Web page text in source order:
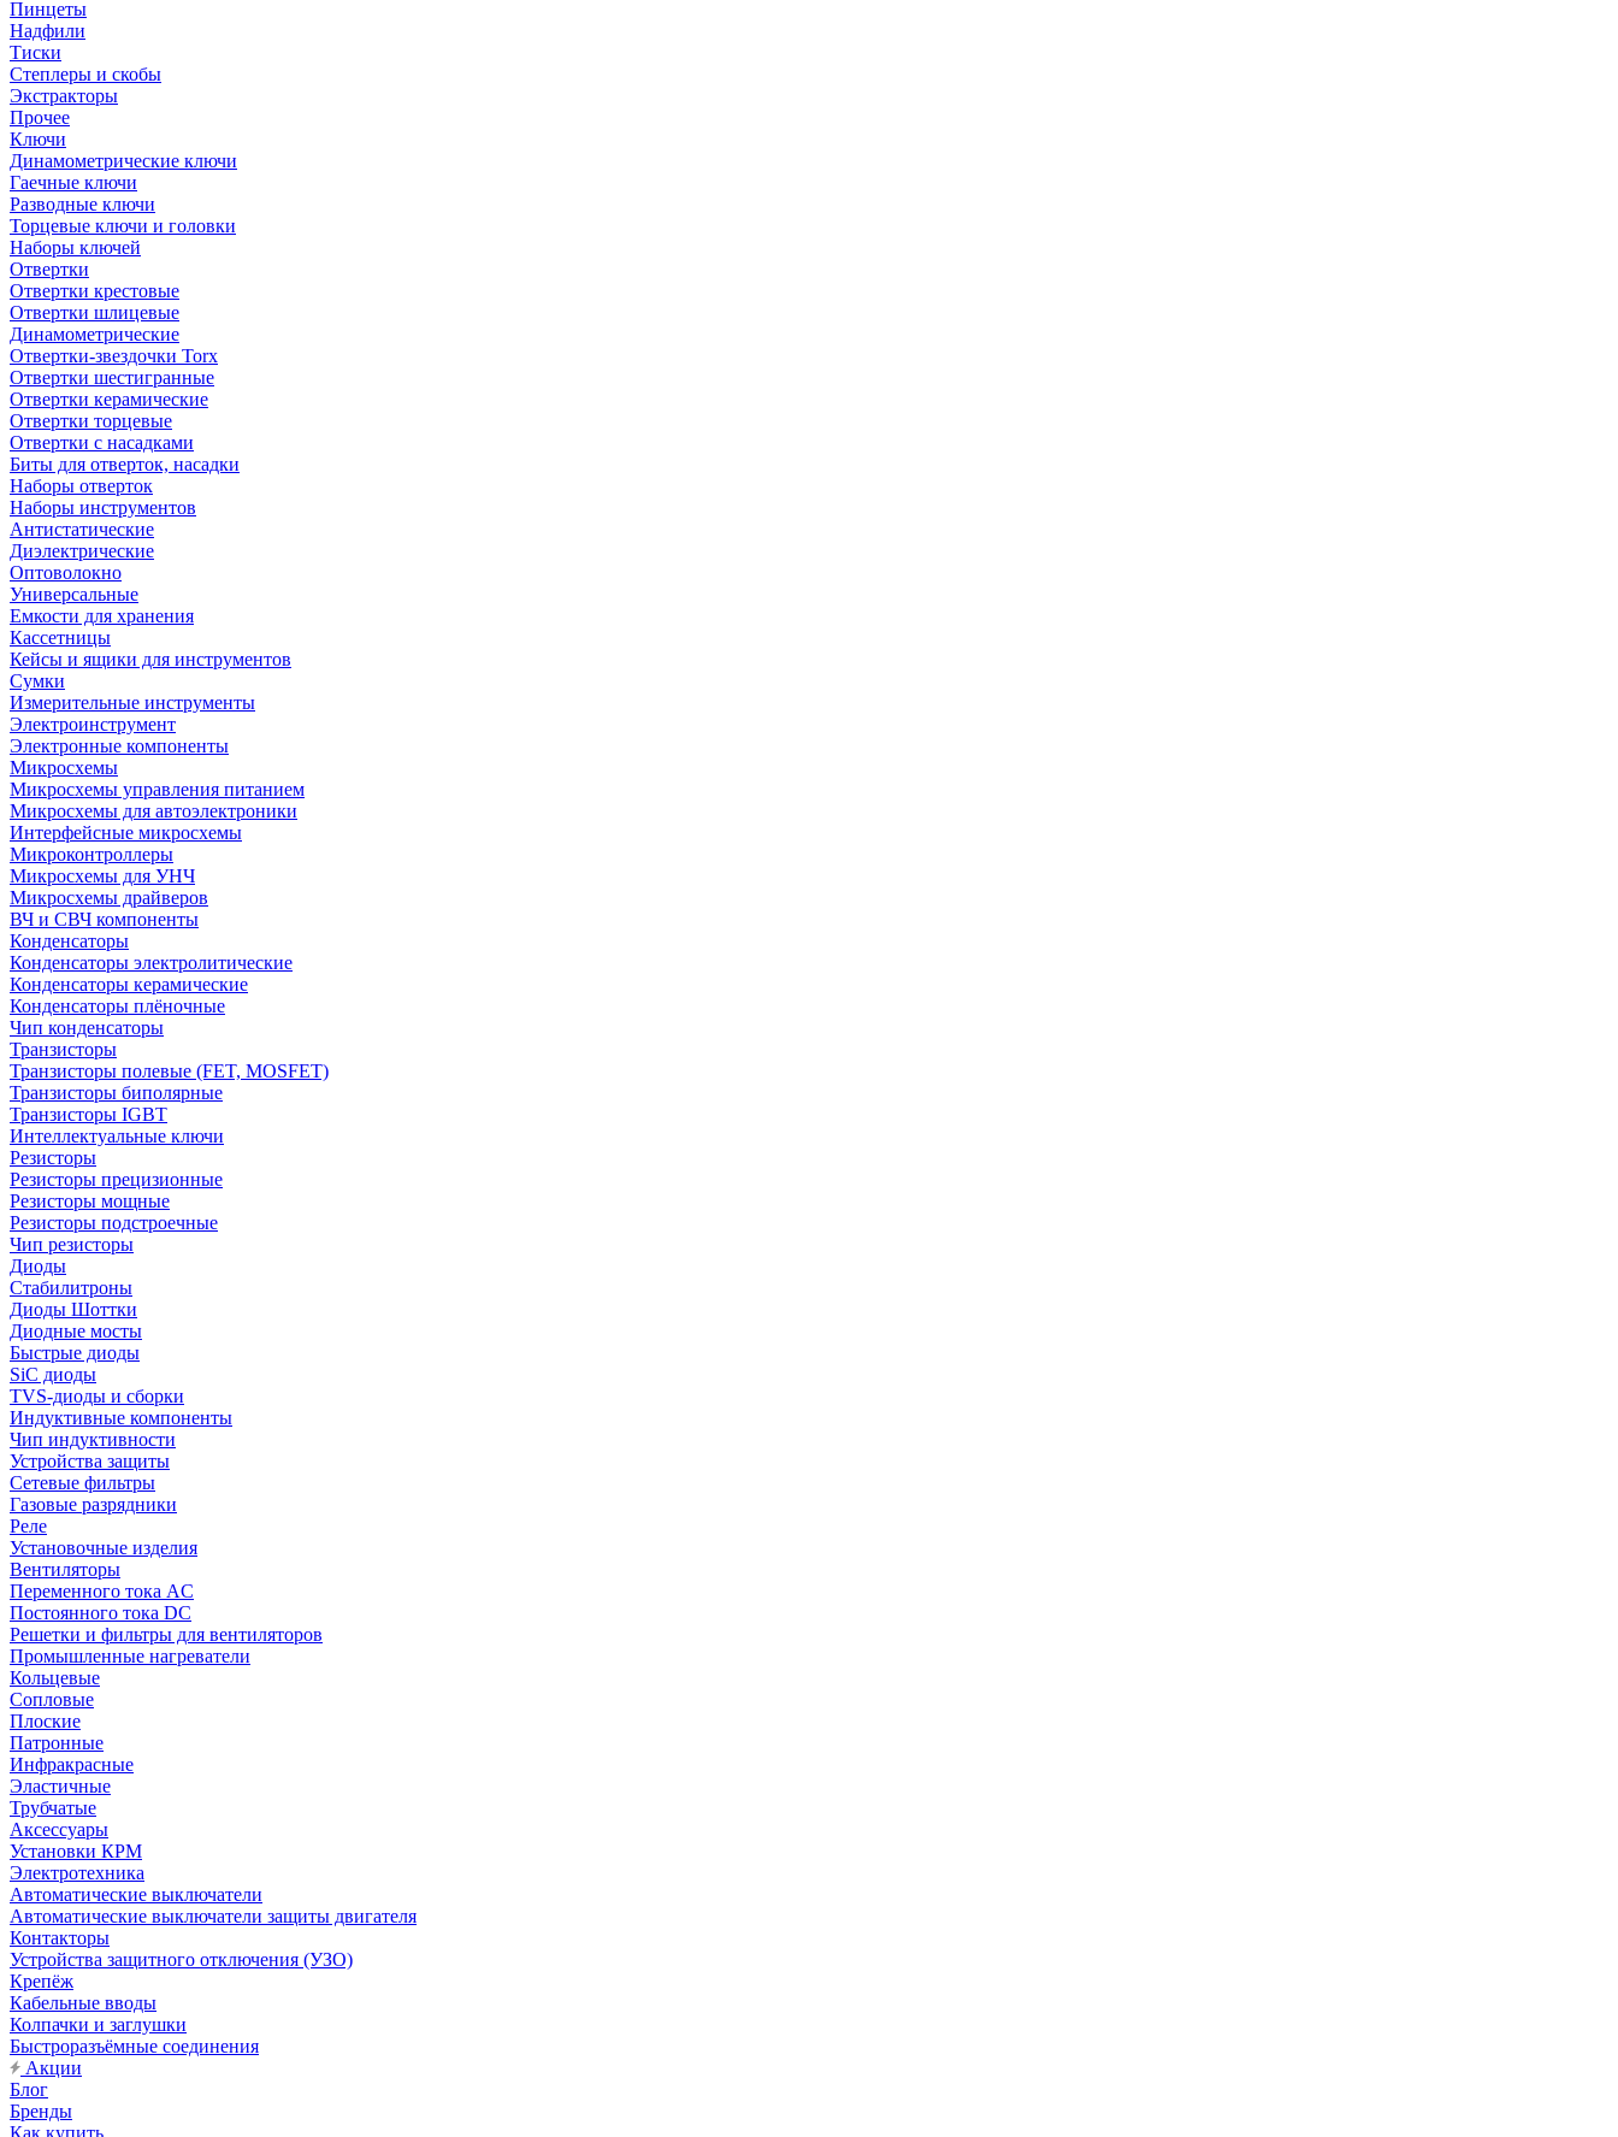
Пинцеты
Надфили
Тиски
Степлеры и скобы
Экстракторы
Прочее
Ключи
Динамометрические ключи
Гаечные ключи
Разводные ключи
Торцевые ключи и головки
Наборы ключей
Отвертки
Отвертки крестовые
Отвертки шлицевые
Динамометрические
Отвертки-звездочки Torx
Отвертки шестигранные
Отвертки керамические
Отвертки торцевые
Отвертки с насадками
Биты для отверток, насадки
Наборы отверток
Наборы инструментов
Антистатические
Диэлектрические
Оптоволокно
Универсальные
Емкости для хранения
Кассетницы
Кейсы и ящики для инструментов
Сумки
Измерительные инструменты
Электроинструмент
Электронные компоненты
Микросхемы
Микросхемы управления питанием
Микросхемы для автоэлектроники
Интерфейсные микросхемы
Микроконтроллеры
Микросхемы для УНЧ
Микросхемы драйверов
ВЧ и СВЧ компоненты
Конденсаторы
Конденсаторы электролитические
Конденсаторы керамические
Конденсаторы плёночные
Чип конденсаторы
Транзисторы
Транзисторы полевые (FET, MOSFET)
Транзисторы биполярные
Транзисторы IGBT
Интеллектуальные ключи
Резисторы
Резисторы прецизионные
Резисторы мощные
Резисторы подстроечные
Чип резисторы
Диоды
Стабилитроны
Диоды Шоттки
Диодные мосты
Быстрые диоды
SiC диоды
TVS-диоды и сборки
Индуктивные компоненты
Чип индуктивности
Устройства защиты
Сетевые фильтры
Газовые разрядники
Реле
Установочные изделия
Вентиляторы
Переменного тока AC
Постоянного тока DC
Решетки и фильтры для вентиляторов
Промышленные нагреватели
Кольцевые
Сопловые
Плоские
Патронные
Инфракрасные
Эластичные
Трубчатые
Аксессуары
Установки КРМ
Электротехника
Автоматические выключатели
Автоматические выключатели защиты двигателя
Контакторы
Устройства защитного отключения (УЗО)
Крепёж
Кабельные вводы
Колпачки и заглушки
Быстроразъёмные соединения
Акции
Блог
Бренды
Как купить